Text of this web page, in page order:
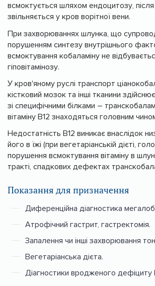
всмоктується шляхом ендоцитозу, після
звільняється у кров ворітної вени.
При захворюваннях шлунка, що
порушенням синтезу внутрішнього
всмоктування кобаламіну не
гіповітамінозу.
У кров'яному руслі транспорт
кістковий мозок та інші тканини
зі специфічними білками –
вітаміну В12 знаходяться головним
Недостатність В12 виникає внаслідок
його в їжі (при вегетаріанській дієті,
порушення всмоктування вітаміну в
тракті, спадкових дефектах
Показання для призначення
Диференційна діагностика
Атрофічний гастрит, гастректомія.
Запалення чи інші захворювання
Вегетаріанська дієта.
Діагностики вродженого дефіциту